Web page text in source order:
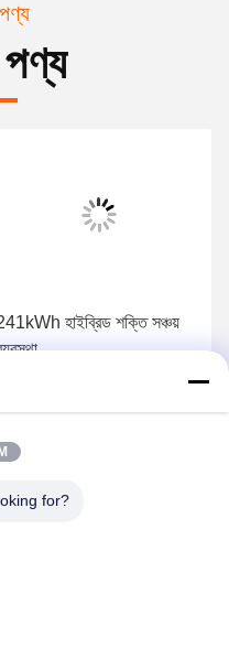
হাইব্রিড শক্তি সঞ্চয়
for?